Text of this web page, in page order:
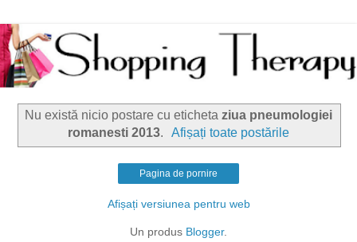
Nu există nicio postare cu eticheta ziua pneumologiei
romanesti 2013. Afișați toate postările
Pagina de pornire
Afișați versiunea pentru web
Un produs Blogger.